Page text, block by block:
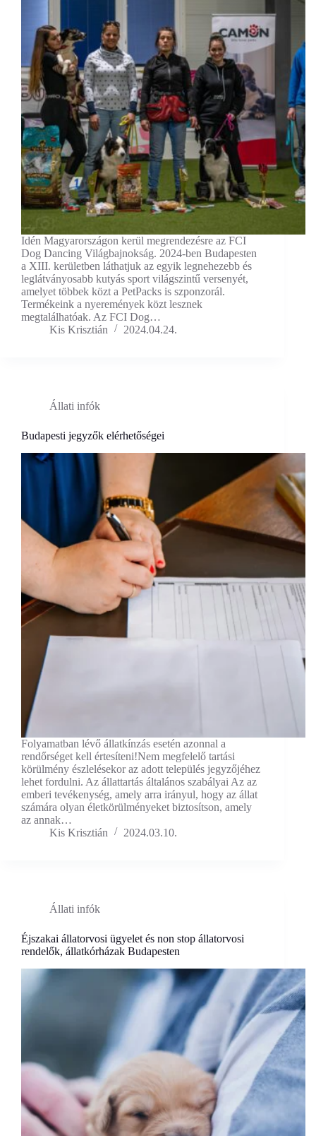
Idén Magyarországon kerül megrendezésre az FCI
Dog Dancing Világbajnokság. 2024-ben Budapesten
a XIII. kerületben láthatjuk az egyik legnehezebb és
leglátványosabb kutyás sport világszintű versenyét,
amelyet többek közt a PetPacks is szponzorál.
Termékeink a nyeremények közt lesznek
megtalálhatóak. Az FCI Dog…
Kis Krisztián
2024.04.24.
Állati infók
Budapesti jegyzők elérhetőségei
Folyamatban lévő állatkínzás esetén azonnal a
rendőrséget kell értesíteni!Nem megfelelő tartási
körülmény észlelésekor az adott település jegyzőjéhez
lehet fordulni. Az állattartás általános szabályai Az az
emberi tevékenység, amely arra irányul, hogy az állat
számára olyan életkörülményeket biztosítson, amely
az annak…
Kis Krisztián
2024.03.10.
Állati infók
Éjszakai állatorvosi ügyelet és non stop állatorvosi
rendelők, állatkórházak Budapesten